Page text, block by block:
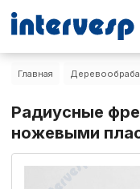
Главная
Радиусные
ножевыми